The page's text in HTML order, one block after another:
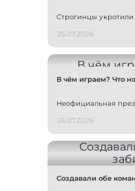
Строгинцы
26.07.2026
В чём играем? Что
Неофициальная
26.07.2026
Создавали обе